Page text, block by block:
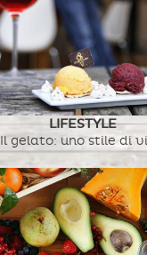
LIFESTYLE
Il gelato: uno stile di